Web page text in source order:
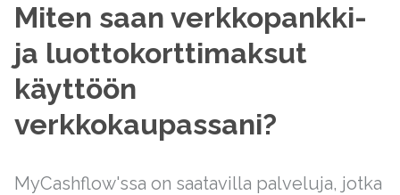
Miten saan verkkopankki-
ja luottokorttimaksut
käyttöön
verkkokaupassani?
MyCashflow'ssa on saatavilla palveluja, jotka